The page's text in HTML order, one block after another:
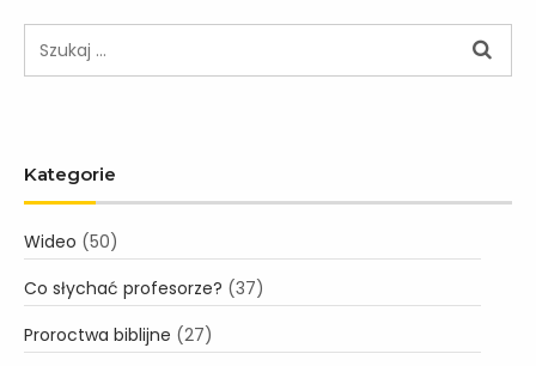
n
a
a
o
n
Kategorie
Wideo (50)
Co słychać profesorze? (37)
Proroctwa biblijne (27)